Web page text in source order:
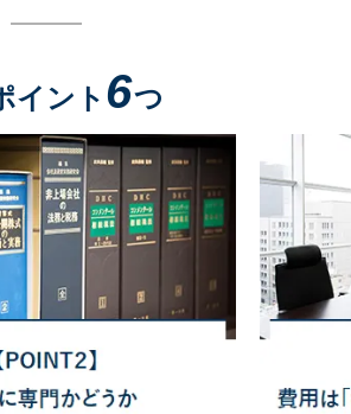
イント 6つ